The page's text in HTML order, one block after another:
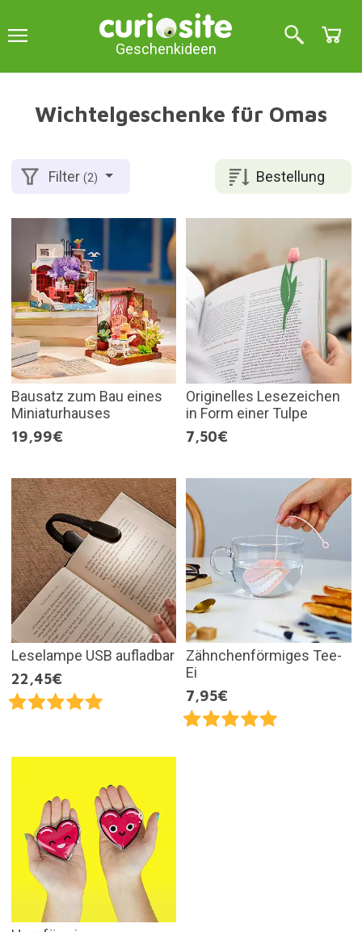
Geschenkideen
Wichtelgeschenke für Omas
Bestellung
Filter(2)
Bausatz zum Bau eines
Miniaturhauses
19,99€
Originelles Lesezeichen
in Form einer Tulpe
7,50€
Leselampe USB aufladbar
22,45€
Zähnchenförmiges Tee-
Ei
7,95€